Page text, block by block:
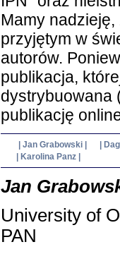
Mamy
przyjętym w
autorów.
publikacja,
dystrybuowana
publikację
| Jan Grabowski |
|
| Karolina Panz |
Jan
University of
PAN